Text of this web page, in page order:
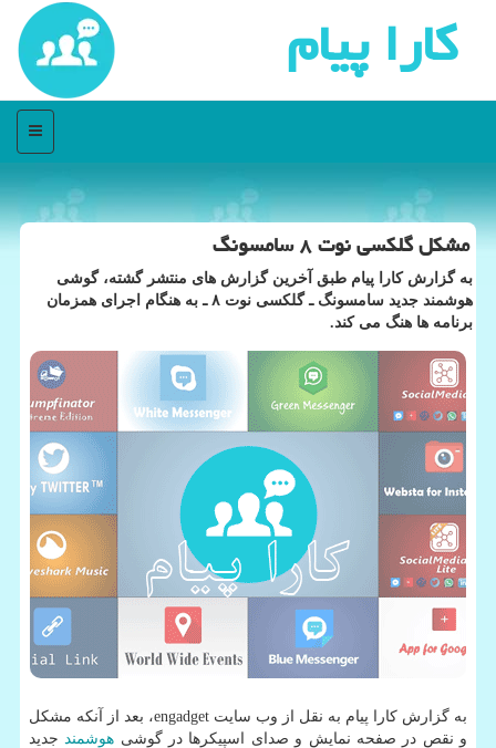
كارا پیام
منو
مشكل گلكسی نوت ۸ سامسونگ
به گزارش كارا پیام طبق آخرین گزارش های منتشر گشته، گوشی
هوشمند جدید سامسونگ ـ گلكسی نوت ۸ ـ به هنگام اجرای همزمان
برنامه ها هنگ می كند.
به گزارش كارا پیام به نقل از وب سایت engadget، بعد از آنكه مشكل
و نقص در صفحه نمایش و صدای اسپیكرها در گوشی هوشمندجدید